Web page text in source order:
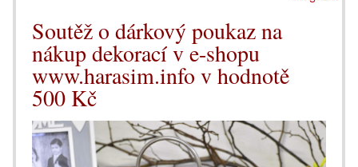
Soutěž o dárkový poukaz na
nákup dekorací v e-shopu
www.harasim.info v hodnotě
500 Kč